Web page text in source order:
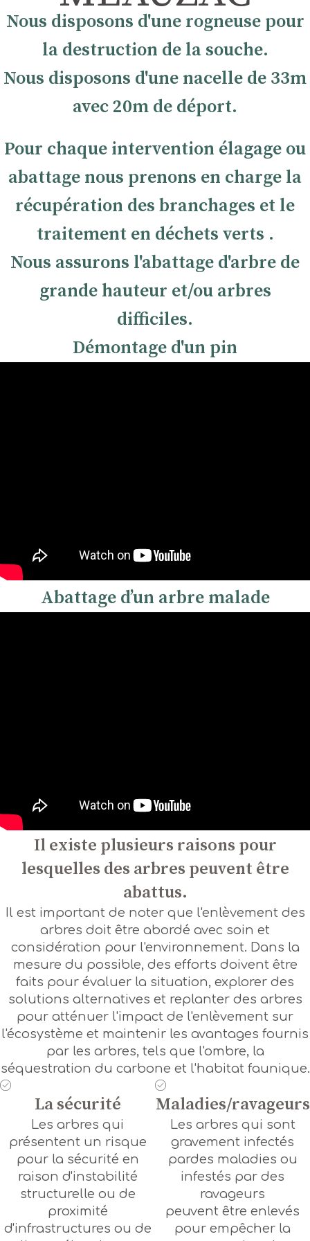
Nous disposons d'une rogneuse pour
la destruction de la souche.
Nous disposons d'une nacelle de 33m
avec 20m de déport.
Pour chaque intervention élagage ou
abattage nous prenons en charge la
récupération des branchages et le
traitement en déchets verts .
Nous assurons l'abattage d'arbre de
grande hauteur et/ou arbres
difficiles.
Démontage d'un pin
Abattage dʼun arbre malade
Il existe plusieurs raisons pour
lesquelles des arbres peuvent être
abattus.
Il est important de noter que l'enlèvement des
arbres doit être abordé avec soin et
considération pour l'environnement. Dans la
mesure du possible, des efforts doivent être
faits pour évaluer la situation, explorer des
solutions alternatives et replanter des arbres
pour atténuer l'impact de l'enlèvement sur
l'écosystème et maintenir les avantages fournis
par les arbres, tels que l'ombre, la
séquestration du carbone et l'habitat faunique.
La sécurité
Les arbres qui
présentent un risque
pour la sécurité en
raison d'instabilité
structurelle ou de
proximité
d'infrastructures ou de
Maladies/ravageurs
Les arbres qui sont
gravement infectés
pardes maladies ou
infestés par des
ravageurs
peuvent être enlevés
pour empêcher la